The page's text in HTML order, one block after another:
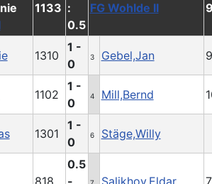
1133 :
0.5
FG Wohlde II
1310
1 -
0
3 Gebel,Jan
1102
1 -
0
4 Mill,Bernd
1301
1 -
0
6 Stäge,Willy
0.5